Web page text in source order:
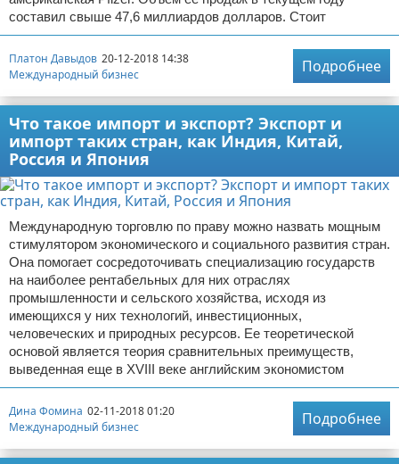
составил свыше 47,6 миллиардов долларов. Стоит
Платон Давыдов 20-12-2018 14:38
Международный бизнес
Подробнее
Что такое импорт и экспорт? Экспорт и
импорт таких стран, как Индия, Китай,
Россия и Япония
Международную торговлю по праву можно назвать мощным
стимулятором экономического и социального развития стран.
Она помогает сосредоточивать специализацию государств
на наиболее рентабельных для них отраслях
промышленности и сельского хозяйства, исходя из
имеющихся у них технологий, инвестиционных,
человеческих и природных ресурсов. Ее теоретической
основой является теория сравнительных преимуществ,
выведенная еще в XVIII веке английским экономистом
Дина Фомина 02-11-2018 01:20
Международный бизнес
Подробнее